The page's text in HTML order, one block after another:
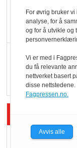
For øvrig bruker
analyse, for å
og for å utvikle og
Vi er med i
du få relevante
nettverket basert
disse
Fagpressen.no.
Avvis alle